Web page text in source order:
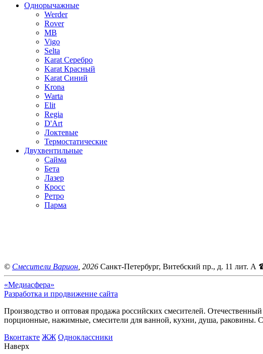
Однорычажные
Werder
Rover
MB
Vigo
Selta
Karat Серебро
Karat Красный
Karat Синий
Krona
Warta
Elit
Regia
D'Art
Локтевые
Термостатические
Двухвентильные
Сайма
Бета
Лазер
Кросс
Ретро
Парма
© Смесители Варион , 2026 Санкт-Петербург, Витебский пр., д. 11 лит. А
«Медиасфера»
Разработка и продвижение сайта
Производство и оптовая продажа российских смесителей.
порционные, нажимные, смесители для ванной, кухни, душа, раковины.
Bконтакте ЖЖ Одноклассники
Наверх